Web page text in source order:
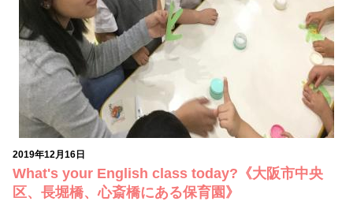
2019年12月16日
What's your English class today?《大阪市中央
区、長堀橋、心斎橋にある保育園》